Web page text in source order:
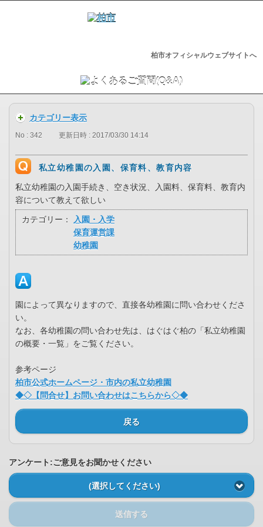
柏市オフィシャルウェブサイトへ
カテゴリー表示
No : 342 更新日時 : 2017/03/30 14:14
私立幼稚園の入園、保育料、教育内容
私立幼稚園の入園手続き、空き状況、入園料、保育料、教育内
容について教えて欲しい
カテゴリー：
入園・入学
保育運営課
幼稚園
園によって異なりますので、直接各幼稚園に問い合わせくださ
い。
なお、各幼稚園の問い合わせ先は、はぐはぐ柏の「私立幼稚園
の概要・一覧」をご覧ください。
参考ページ
柏市公式ホームページ・市内の私立幼稚園
◆◇【問合せ】お問い合わせはこちらから◇◆
戻る
アンケート:ご意見をお聞かせください
(選択してください)
送信する